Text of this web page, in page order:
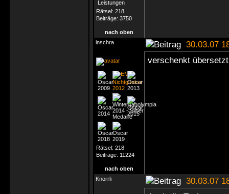
Rätsel: 218
Beiträge: 3750
nach oben
inschra
30.03.07
Rätsel: 218
Beiträge: 11224
verschenkt
nach oben
Knorrli
30.03.07